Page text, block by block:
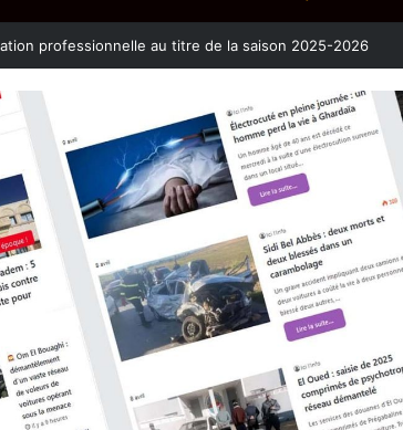
professionnelle au titre de la saison 2025-2026